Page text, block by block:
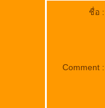
ชื่อ :
Comment :